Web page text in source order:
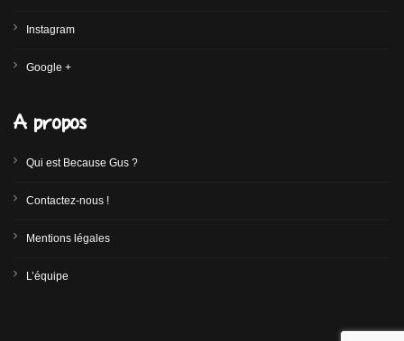
Instagram
Google +
A propos
Qui est Because Gus ?
Contactez-nous !
Mentions légales
L’équipe